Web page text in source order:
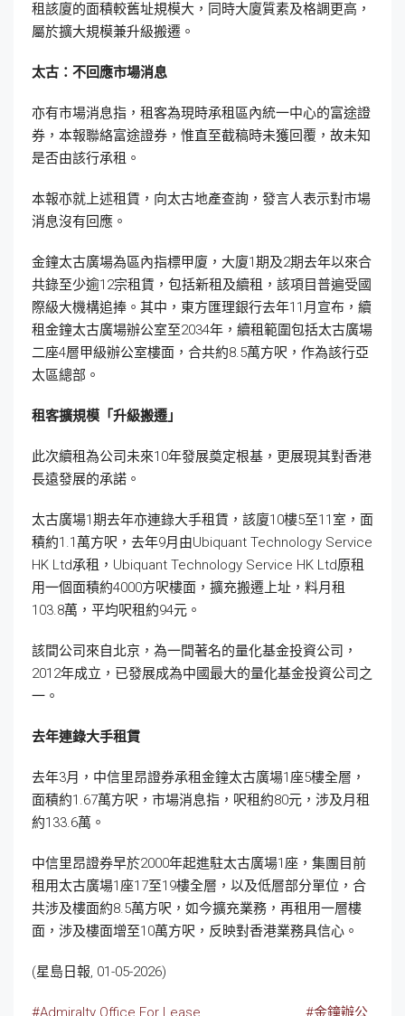
租該廈的面積較舊址規模大，同時大廈質素及格調更高，
屬於擴大規模兼升級搬遷。
太古：不回應市場消息
亦有市場消息指，租客為現時承租區內統一中心的富途證
券，本報聯絡富途證券，惟直至截稿時未獲回覆，故未知
是否由該行承租。
本報亦就上述租賃，向太古地產查詢，發言人表示對市場
消息沒有回應。
金鐘太古廣場為區內指標甲廈，大廈1期及2期去年以來合
共錄至少逾12宗租賃，包括新租及續租，該項目普遍受國
際級大機構追捧。其中，東方匯理銀行去年11月宣布，續
租金鐘太古廣場辦公室至2034年，續租範圍包括太古廣場
二座4層甲級辦公室樓面，合共約8.5萬方呎，作為該行亞
太區總部。
租客擴規模「升級搬遷」
此次續租為公司未來10年發展奠定根基，更展現其對香港
長遠發展的承諾。
太古廣場1期去年亦連錄大手租賃，該廈10樓5至11室，面
積約1.1萬方呎，去年9月由Ubiquant Technology Service
HK Ltd承租，Ubiquant Technology Service HK Ltd原租
用一個面積約4000方呎樓面，擴充搬遷上址，料月租
103.8萬，平均呎租約94元。
該間公司來自北京，為一間著名的量化基金投資公司，
2012年成立，已發展成為中國最大的量化基金投資公司之
一。
去年連錄大手租賃
去年3月，中信里昂證券承租金鐘太古廣場1座5樓全層，
面積約1.67萬方呎，市場消息指，呎租約80元，涉及月租
約133.6萬。
中信里昂證券早於2000年起進駐太古廣場1座，集團目前
租用太古廣場1座17至19樓全層，以及低層部分單位，合
共涉及樓面約8.5萬方呎，如今擴充業務，再租用一層樓
面，涉及樓面增至10萬方呎，反映對香港業務具信心。
(星島日報, 01-05-2026)
#Admiralty Office For Lease #金鐘辦公